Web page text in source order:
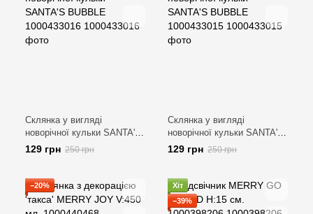
Склянка у вигляді
новорічної кульки SANTA'S
BUBBLE 1000433016
129 грн 250 грн
Склянка у вигляді
новорічної кульки SANTA'S
BUBBLE 1000433015
129 грн 250 грн
−20%
Хіт
−39%